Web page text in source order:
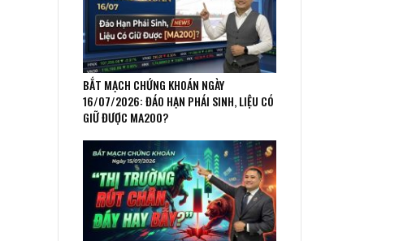
BẮT MẠCH CHỨNG KHOÁN NGÀY
16/07/2026: ĐÁO HẠN PHÁI SINH, LIỆU CÓ
GIỮ ĐƯỢC MA200?